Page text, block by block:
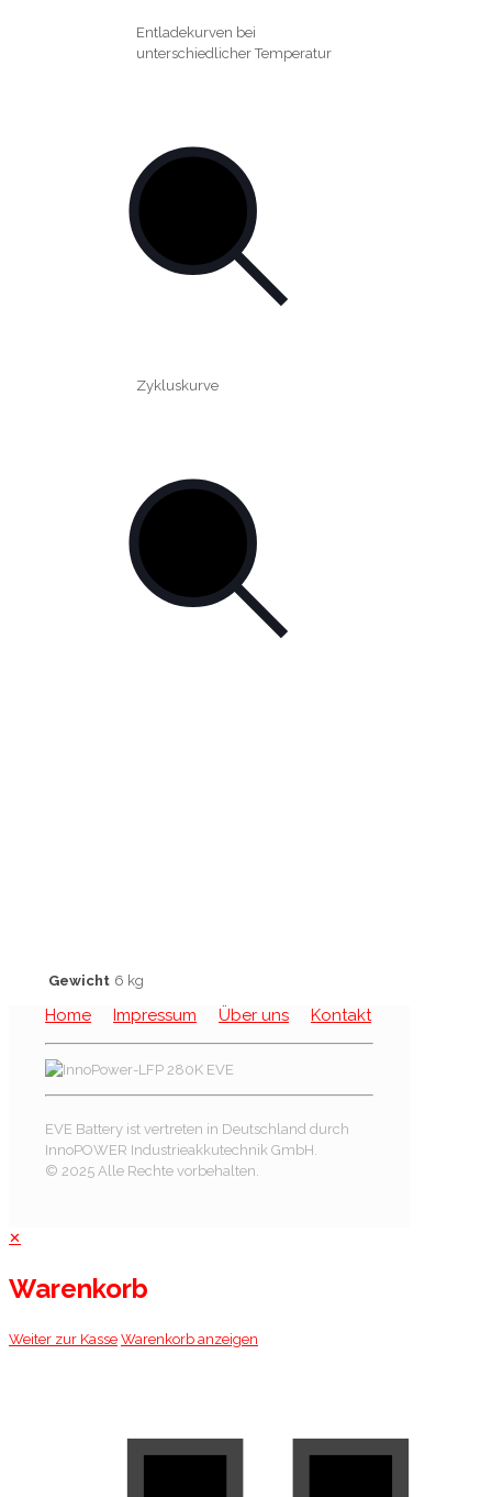
Entladekurven bei
unterschiedlicher Temperatur
Zykluskurve
Gewicht 6 kg
Home Impressum Über uns Kontakt
EVE Battery ist vertreten in Deutschland durch
InnoPOWER Industrieakkutechnik GmbH.
© 2025 Alle Rechte vorbehalten.
✕
Warenkorb
Weiter zur Kasse Warenkorb anzeigen